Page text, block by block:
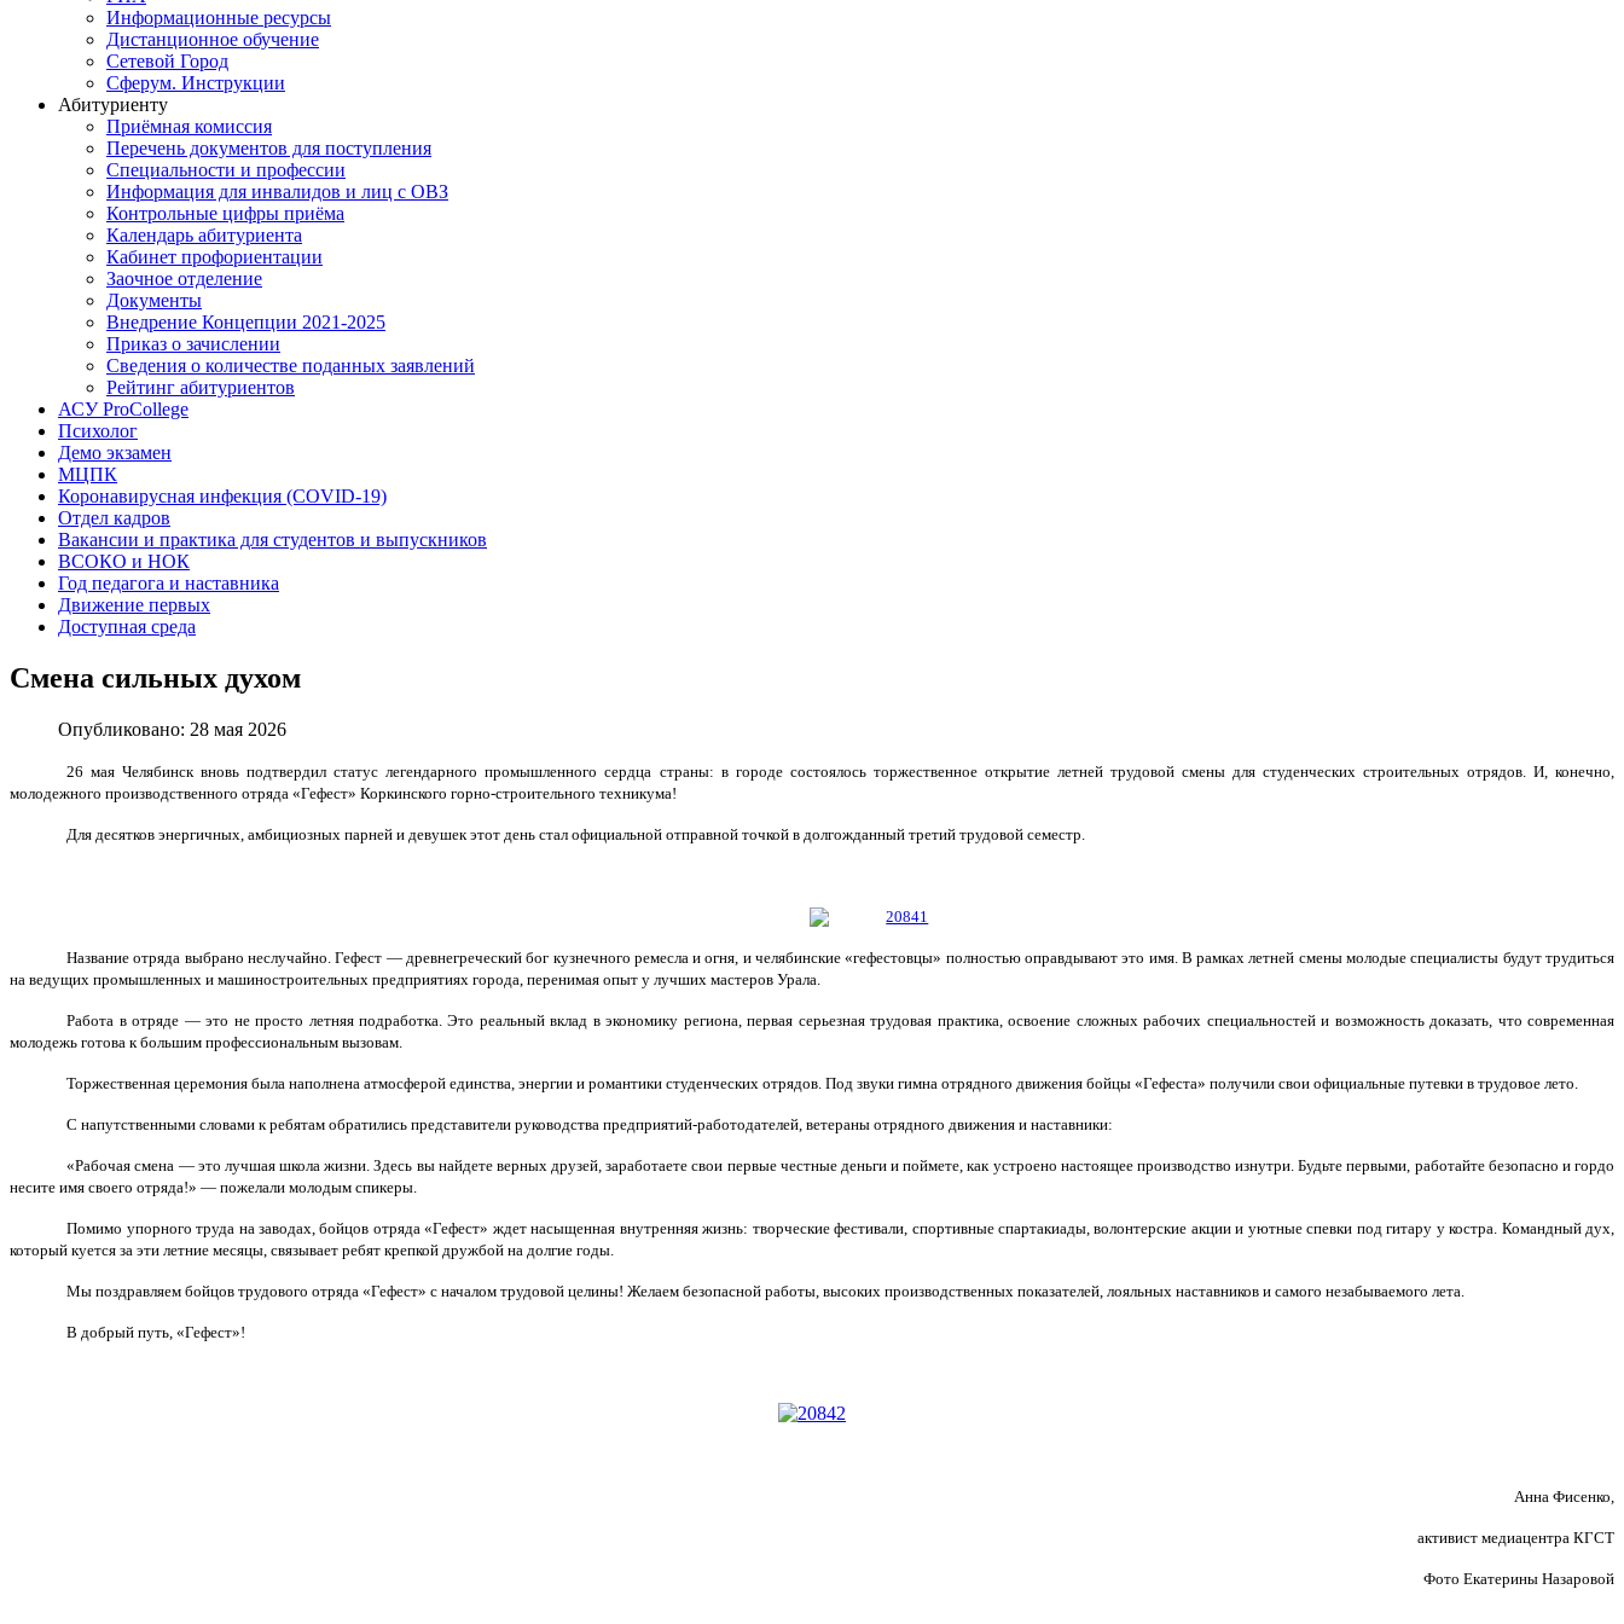
Информационные ресурсы
Дистанционное обучение
Сетевой Город
Сферум. Инструкции
Абитуриенту
Приёмная комиссия
Перечень документов для поступления
Специальности и профессии
Информация для инвалидов и лиц с ОВЗ
Контрольные цифры приёма
Календарь абитуриента
Кабинет профориентации
Заочное отделение
Документы
Внедрение Концепции 2021-2025
Приказ о зачислении
Сведения о количестве поданных заявлений
Рейтинг абитуриентов
АСУ ProCollege
Психолог
Демо экзамен
МЦПК
Коронавирусная инфекция (COVID-19)
Отдел кадров
Вакансии и практика для студентов и выпускников
ВСОКО и НОК
Год педагога и наставника
Движение первых
Доступная среда
Смена сильных духом
Опубликовано: 28 мая 2026
26 мая Челябинск вновь подтвердил статус легендарного промышленного сердца страны: в городе состоялось торжественное открытие летней трудовой смены для студенческих строительных отрядов. И, конечно,
молодежного производственного отряда «Гефест» Коркинского горно-строительного техникума!
Для десятков энергичных, амбициозных парней и девушек этот день стал официальной отправной точкой в долгожданный третий трудовой семестр.
Название отряда выбрано неслучайно. Гефест — древнегреческий бог кузнечного ремесла и огня, и челябинские «гефестовцы» полностью оправдывают это имя. В рамках летней смены молодые специалисты будут трудиться
на ведущих промышленных и машиностроительных предприятиях города, перенимая опыт у лучших мастеров Урала.
Работа в отряде — это не просто летняя подработка. Это реальный вклад в экономику региона, первая серьезная трудовая практика, освоение сложных рабочих специальностей и возможность доказать, что современная
молодежь готова к большим профессиональным вызовам.
Торжественная церемония была наполнена атмосферой единства, энергии и романтики студенческих отрядов. Под звуки гимна отрядного движения бойцы «Гефеста» получили свои официальные путевки в трудовое лето.
С напутственными словами к ребятам обратились представители руководства предприятий-работодателей, ветераны отрядного движения и наставники:
«Рабочая смена — это лучшая школа жизни. Здесь вы найдете верных друзей, заработаете свои первые честные деньги и поймете, как устроено настоящее производство изнутри. Будьте первыми, работайте безопасно и гордо
несите имя своего отряда!» — пожелали молодым спикеры.
Помимо упорного труда на заводах, бойцов отряда «Гефест» ждет насыщенная внутренняя жизнь: творческие фестивали, спортивные спартакиады, волонтерские акции и уютные спевки под гитару у костра. Командный дух,
который куется за эти летние месяцы, связывает ребят крепкой дружбой на долгие годы.
Мы поздравляем бойцов трудового отряда «Гефест» с началом трудовой целины! Желаем безопасной работы, высоких производственных показателей, лояльных наставников и самого незабываемого лета.
В добрый путь, «Гефест»!
Анна Фисенко,
активист медиацентра КГСТ
Фото Екатерины Назаровой